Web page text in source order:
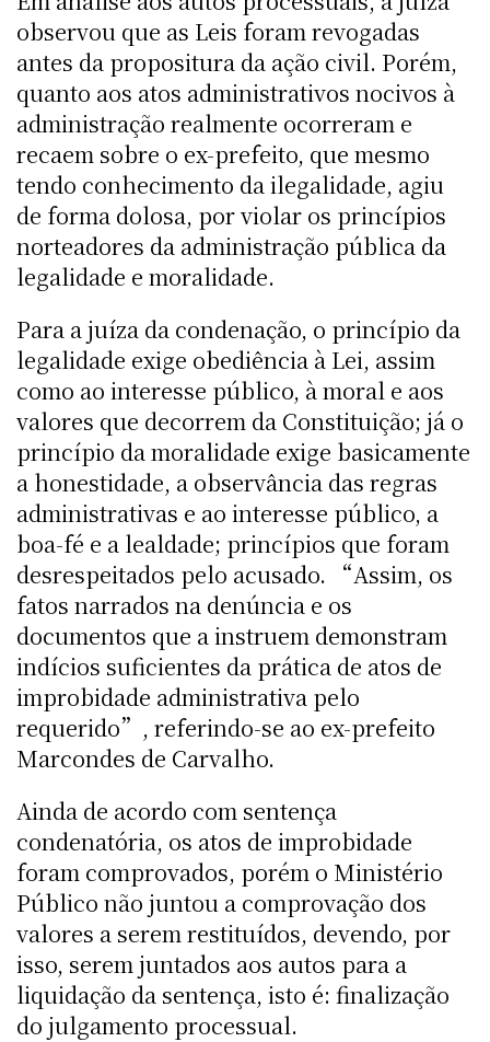
observou que as Leis foram revogadas
antes da propositura da ação civil. Porém,
quanto aos atos administrativos nocivos à
administração realmente ocorreram e
recaem sobre o ex-prefeito, que mesmo
tendo conhecimento da ilegalidade, agiu
de forma dolosa, por violar os princípios
norteadores da administração pública da
legalidade e moralidade.
Para a juíza da condenação, o princípio da
legalidade exige obediência à Lei, assim
como ao interesse público, à moral e aos
valores que decorrem da Constituição; já o
princípio da moralidade exige basicamente
a honestidade, a observância das regras
administrativas e ao interesse público, a
boa-fé e a lealdade; princípios que foram
desrespeitados pelo acusado. “Assim, os
fatos narrados na denúncia e os
documentos que a instruem demonstram
indícios suficientes da prática de atos de
improbidade administrativa pelo
requerido”, referindo-se ao ex-prefeito
Marcondes de Carvalho.
Ainda de acordo com sentença
condenatória, os atos de improbidade
foram comprovados, porém o Ministério
Público não juntou a comprovação dos
valores a serem restituídos, devendo, por
isso, serem juntados aos autos para a
liquidação da sentença, isto é: finalização
do julgamento processual.